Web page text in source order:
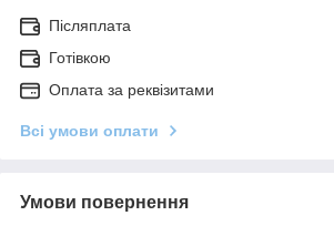
Післяплата
Готівкою
Оплата за реквізитами
Всі умови оплати
Умови повернення